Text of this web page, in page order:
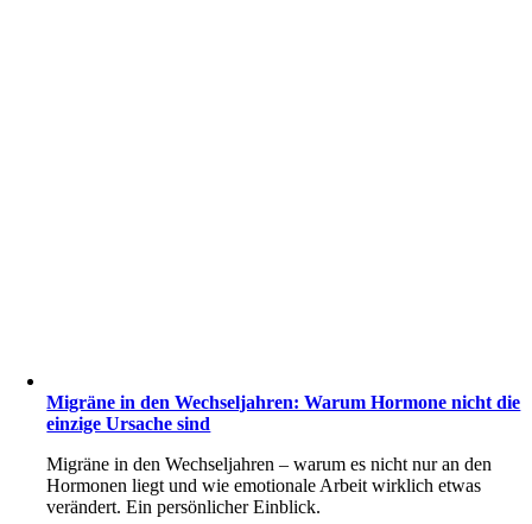
Migräne in den Wechseljahren: Warum Hormone nicht die
einzige Ursache sind
Migräne in den Wechseljahren – warum es nicht nur an den
Hormonen liegt und wie emotionale Arbeit wirklich etwas
verändert. Ein persönlicher Einblick.